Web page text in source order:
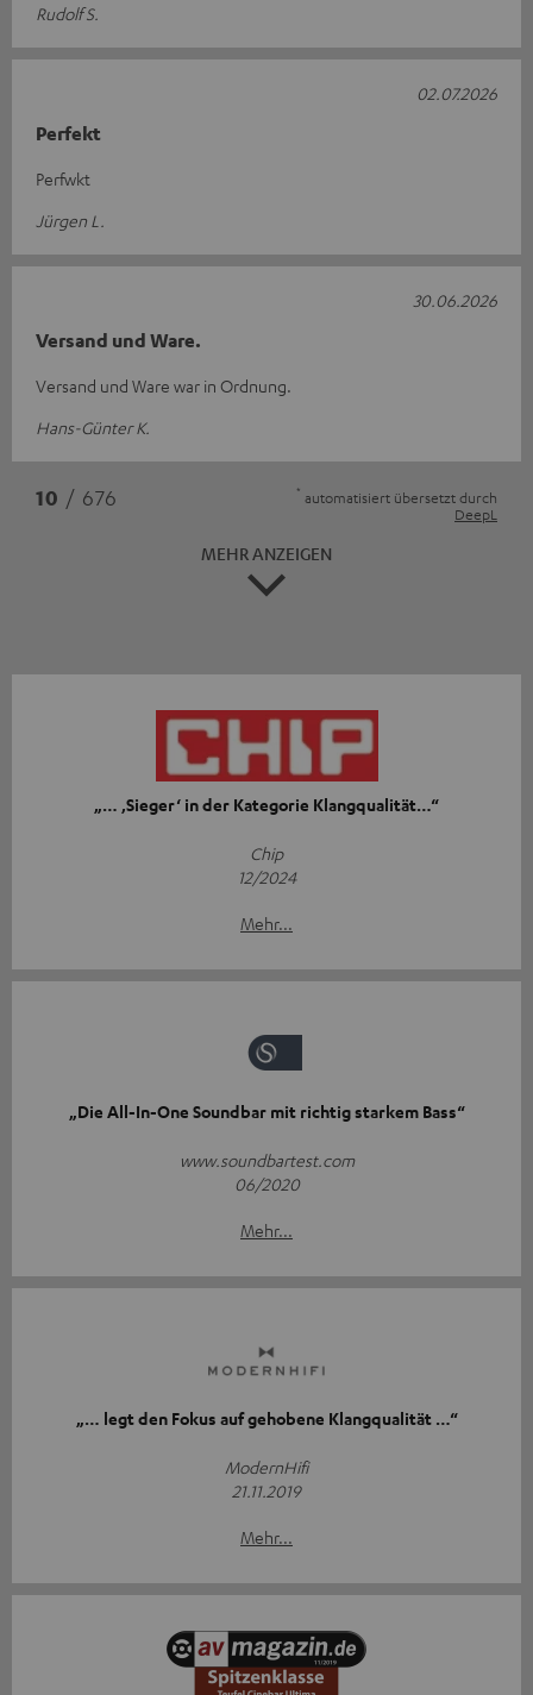
Rudolf S.
Perfekt
Perfwkt
Jürgen L.
02.07.2026
Versand und Ware.
Versand und Ware war in Ordnung.
Hans-Günter K.
30.06.2026
10 / 676 * automatisiert übersetzt durch
DeepL
MEHR ANZEIGEN
„… ‚Sieger‘ in der Kategorie Klangqualität…“
Chip
12/2024
Mehr...
„Die All-In-One Soundbar mit richtig starkem Bass“
www.soundbartest.com
06/2020
Mehr...
„… legt den Fokus auf gehobene Klangqualität …“
ModernHifi
21.11.2019
Mehr...